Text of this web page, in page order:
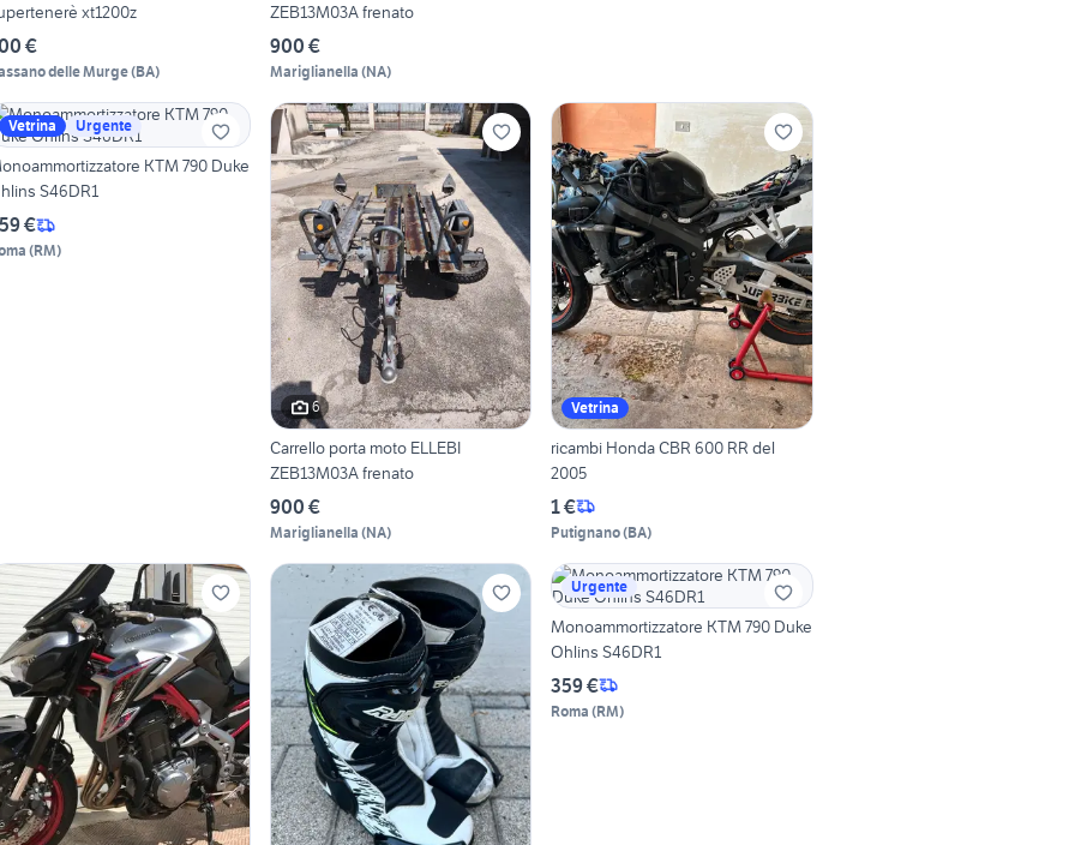
xt1200z
€
delle Murge(BA)
ZEB13M03A frenato
900 €
Mariglianella (NA)
Vetrina Urgente
KTM 790 Duke
S46DR1
€
(RM)
6
Carrello porta moto ELLEBI
ZEB13M03A frenato
900 €
Mariglianella (NA)
Vetrina
ricambi Honda CBR 600 RR del
2005
1 €
Putignano(BA)
Urgente
Monoammortizzatore KTM 790 Duke
Ohlins S46DR1
359 €
Roma (RM)